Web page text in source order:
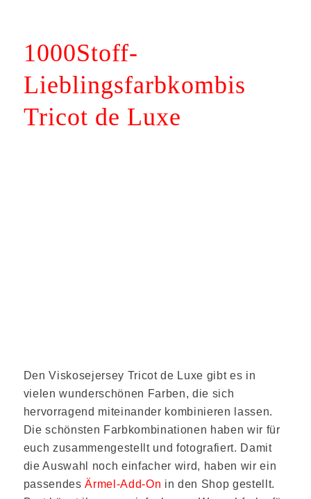
1000Stoff-
Lieblingsfarbkombis
Tricot de Luxe
Den Viskosejersey Tricot de Luxe gibt es in
vielen wunderschönen Farben, die sich
hervorragend miteinander kombinieren lassen.
Die schönsten Farbkombinationen haben wir für
euch zusammengestellt und fotografiert. Damit
die Auswahl noch einfacher wird, haben wir ein
passendesÄrmel-Add-On in den Shop gestellt.